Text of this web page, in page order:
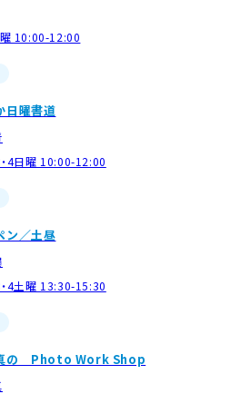
曜 10:00-12:00
日曜書道
・4日曜 10:00-12:00
ン／土昼
・4土曜 13:30-15:30
の Photo Work Shop